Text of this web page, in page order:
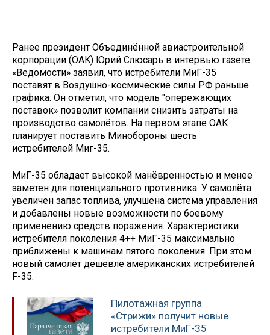
Ранее президент Объединённой авиастроительной
корпорации (ОАК) Юрий Слюсарь в интервью газете
«Ведомости» заявил, что истребители МиГ-35
поставят в Воздушно-космические силы РФ раньше
графика. Он отметил, что модель "опережающих
поставок» позволит компании снизить затраты на
производство самолётов. На первом этапе ОАК
планирует поставить Минобороны шесть
истребителей Миг-35.
МиГ-35 обладает высокой манёвренностью и менее
заметен для потенциального противника. У самолёта
увеличен запас топлива, улучшена система управления
и добавлены новые возможности по боевому
применению средств поражения. Характеристики
истребителя поколения 4++ МиГ-35 максимально
приближены к машинам пятого поколения. При этом
новый самолёт дешевле американских истребителей
F-35.
Пилотажная группа
«Стрижи» получит новые
истребители МиГ-35